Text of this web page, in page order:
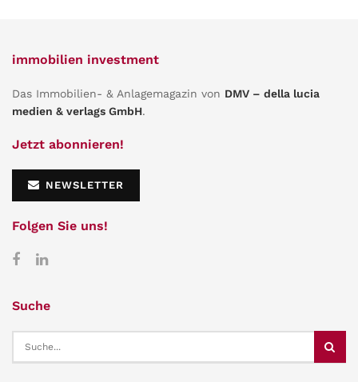
immobilien investment
Das Immobilien- & Anlagemagazin von DMV – della lucia
medien & verlags GmbH.
Jetzt abonnieren!
NEWSLETTER
Folgen Sie uns!
Suche